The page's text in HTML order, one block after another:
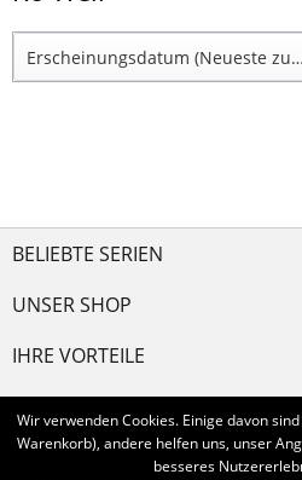
BELIEBTE SERIEN
UNSER SHOP
IHRE VORTEILE
INFORMIERT BLEIBEN
Bestellung
Wir verwenden Cookies. Einige davon
Warenkorb), andere helfen uns, unser
besseres